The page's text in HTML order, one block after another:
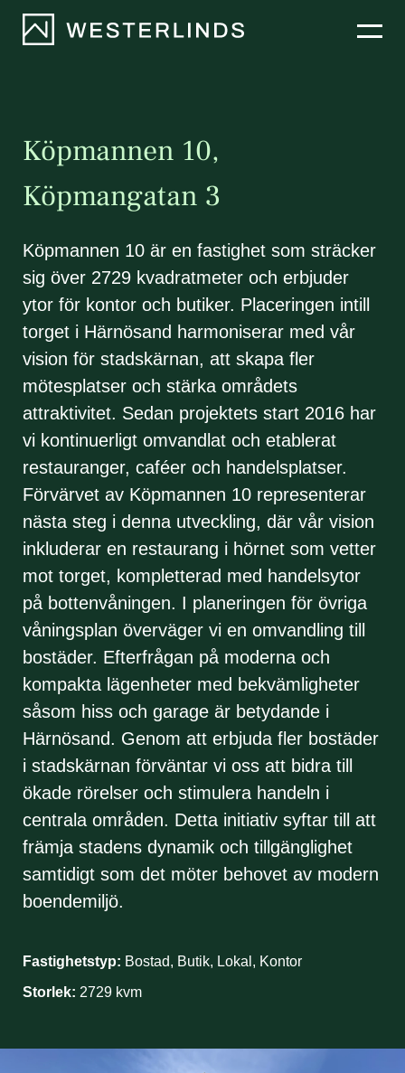
Bostäder
Projekt
Nyheter
Om oss
Köpmannen 10,
Köpmangatan 3
Köpmannen 10 är en fastighet som sträcker
sig över 2729 kvadratmeter och erbjuder
ytor för kontor och butiker. Placeringen intill
torget i Härnösand harmoniserar med vår
vision för stadskärnan, att skapa fler
mötesplatser och stärka områdets
attraktivitet. Sedan projektets start 2016 har
vi kontinuerligt omvandlat och etablerat
restauranger, caféer och handelsplatser.
Förvärvet av Köpmannen 10 representerar
nästa steg i denna utveckling, där vår vision
inkluderar en restaurang i hörnet som vetter
mot torget, kompletterad med handelsytor
på bottenvåningen. I planeringen för övriga
våningsplan överväger vi en omvandling till
bostäder. Efterfrågan på moderna och
kompakta lägenheter med bekvämligheter
såsom hiss och garage är betydande i
Härnösand. Genom att erbjuda fler bostäder
i stadskärnan förväntar vi oss att bidra till
ökade rörelser och stimulera handeln i
centrala områden. Detta initiativ syftar till att
främja stadens dynamik och tillgänglighet
samtidigt som det möter behovet av modern
boendemiljö.
Fastighetstyp: Bostad, Butik, Lokal, Kontor
Storlek: 2729 kvm